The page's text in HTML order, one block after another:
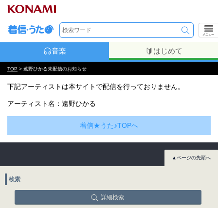
メニュー
音楽 はじめて
TOP > 遠野ひかる未配信のお知らせ
下記アーティストは本サイトで配信を行っておりません。
アーティスト名：遠野ひかる
着信★うた♪TOPへ
▲ページの先頭へ
検索
詳細検索